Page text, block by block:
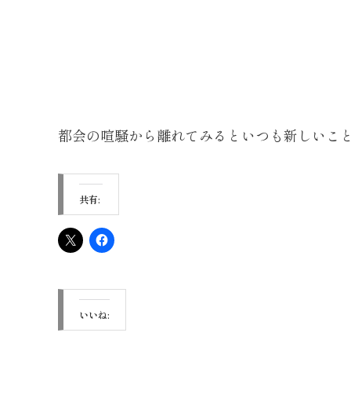
都会の喧騒から離れてみるといつも新しいこ
共有:
いいね: